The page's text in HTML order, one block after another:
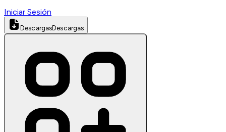
Iniciar Sesión
DescargasDescargas